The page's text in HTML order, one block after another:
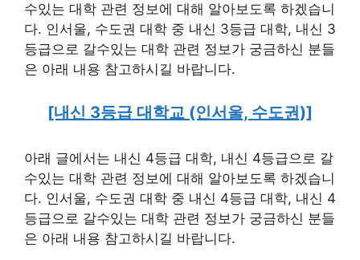
수있는 대학 관련 정보에 대해 알아보도록 하겠습니
다. 인서울, 수도권 대학 중 내신 3등급 대학, 내신 3
등급으로 갈수있는 대학 관련 정보가 궁금하신 분들
은 아래 내용 참고하시길 바랍니다.
[내신 3등급 대학교 (인서울, 수도권)]
아래 글에서는 내신 4등급 대학, 내신 4등급으로 갈
수있는 대학 관련 정보에 대해 알아보도록 하겠습니
다. 인서울, 수도권 대학 중 내신 4등급 대학, 내신 4
등급으로 갈수있는 대학 관련 정보가 궁금하신 분들
은 아래 내용 참고하시길 바랍니다.